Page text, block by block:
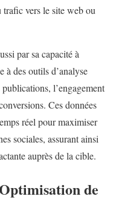
vers le site web ou
par sa capacité à
à des outils d’analyse
l’engagement
Ces données
réel pour maximiser
sociales, assurant ainsi
auprès de la cible.
de